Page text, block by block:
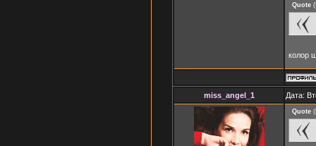
Quote (
колор
miss_angel_1 Дата:
Quote (